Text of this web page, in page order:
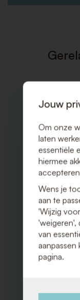
Jouw
Om onze
laten
essentiële
hiermee
Wens je
aan te
'Wijzig
'weigeren',
van
aanpassen
pagina.